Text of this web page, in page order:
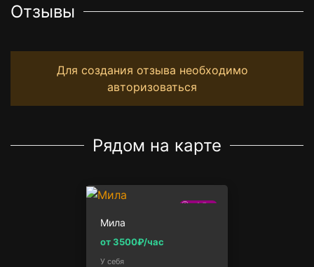
Отзывы
Для создания отзыва необходимо
авторизоваться
Рядом на карте
2.7км
Мила
от 3500₽/час
У себя